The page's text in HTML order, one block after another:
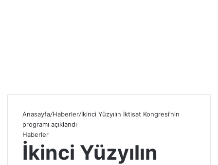
Anasayfa/Haberler/İkinci Yüzyılın İktisat Kongresi’nin
programı açıklandı
Haberler
İkinci Yüzyılın